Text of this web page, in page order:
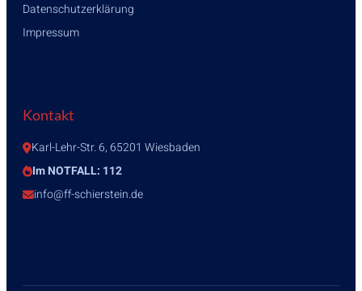
Datenschutzerklärung
Impressum
Kontakt
Karl-Lehr-Str. 6, 65201 Wiesbaden
Im NOTFALL: 112
info@ff-schierstein.de